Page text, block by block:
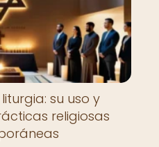
su uso y
religiosas